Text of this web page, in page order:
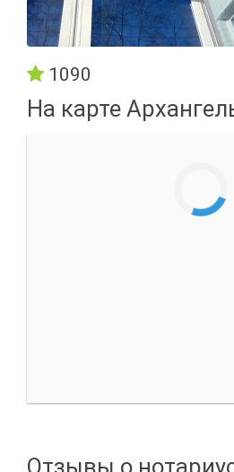
1090
На карте
Отзывы о